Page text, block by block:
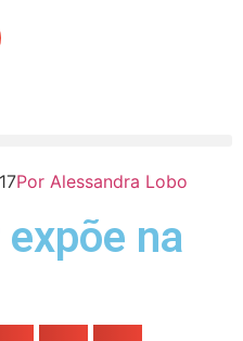
PorAlessandra Lobo
na